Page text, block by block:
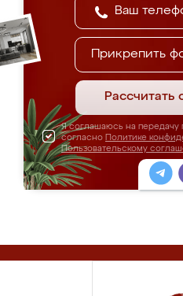
Прикрепить
Рассчитать
Я соглашаюсь на передачу
согласно Политике
Пользовательскому